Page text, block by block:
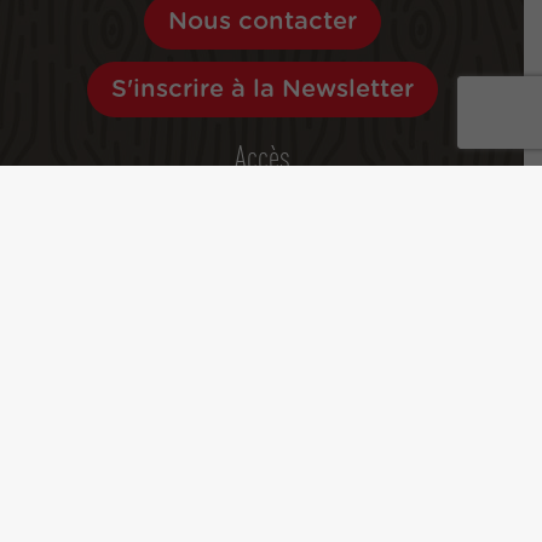
Nous contacter
S'inscrire à la Newsletter
Accès